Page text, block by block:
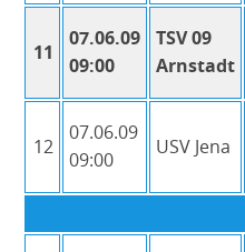
11
07.06.09
09:00
TSV 09
Arnstadt
12
07.06.09
09:00
USV Jena